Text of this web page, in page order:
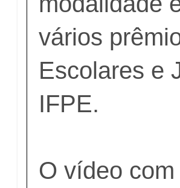
vários
Escolares e
IFPE.
O vídeo